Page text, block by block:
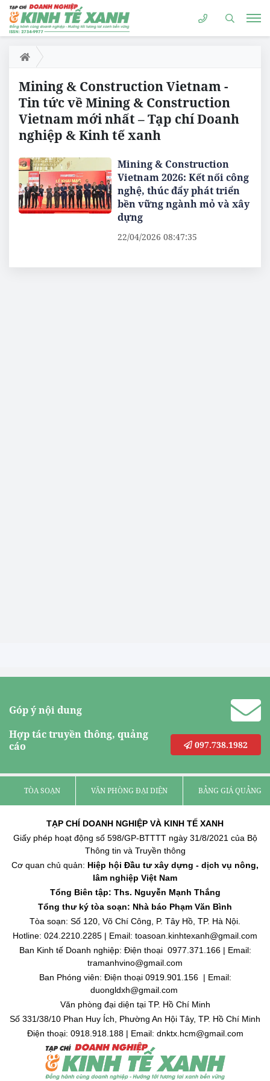
Mining & Construction Vietnam -
Tin tức về Mining & Construction
Vietnam mới nhất – Tạp chí Doanh
nghiệp & Kinh tế xanh
Mining & Construction
Vietnam 2026: Kết nối công
nghệ, thúc đẩy phát triển
bền vững ngành mỏ và xây
dựng
22/04/2026 08:47:35
Góp ý nội dung
Hợp tác truyền thông, quảng
cáo
097.738.1982
TÒA SOẠN VĂN PHÒNG ĐẠI DIỆN BẢNG GIÁ QUẢNG
TẠP CHÍ DOANH NGHIỆP VÀ KINH TẾ XANH
Giấy phép hoạt động số 598/GP-BTTTT ngày 31/8/2021 của Bộ
Thông tin và Truyền thông
Cơ quan chủ quản: Hiệp hội Đầu tư xây dựng - dịch vụ nông,
lâm nghiệp Việt Nam
Tổng Biên tập: Ths. Nguyễn Mạnh Thắng
Tổng thư ký tòa soạn: Nhà báo Phạm Văn Bình
Tòa soạn: Số 120, Võ Chí Công, P. Tây Hồ, TP. Hà Nội.
Hotline: 024.2210.2285 | Email: toasoan.kinhtexanh@gmail.com
Ban Kinh tế Doanh nghiệp: Điện thoại 0977.371.166 | Email:
tramanhvino@gmail.com
Ban Phóng viên: Điện thoại 0919.901.156 | Email:
duongldxh@gmail.com
Văn phòng đại diện tại TP. Hồ Chí Minh
Số 331/38/10 Phan Huy Ích, Phường An Hội Tây, TP. Hồ Chí Minh
Điện thoại: 0918.918.188 | Email: dnktx.hcm@gmail.com